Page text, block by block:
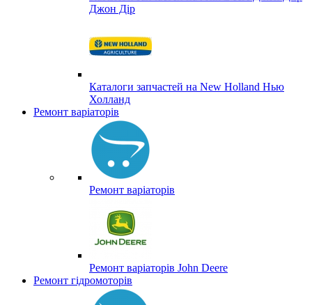
Джон Дір
Каталоги запчастей на New Holland Нью
Холланд
Ремонт варіаторів
Ремонт варіаторів
Ремонт варіаторів John Deere
Ремонт гідромоторів